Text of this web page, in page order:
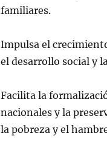
familiares.
Impulsa el
el desarrollo social y
Facilita la
nacionales y la
la pobreza y el